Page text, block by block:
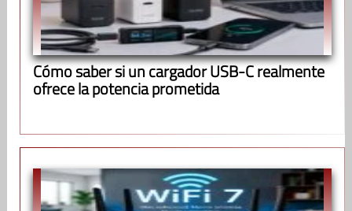
Cómo saber si un cargador USB-C realmente
ofrece la potencia prometida